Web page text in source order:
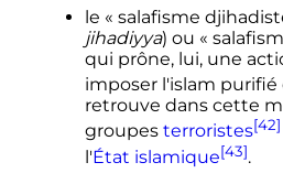
le « salafisme
jihadiyya) ou «
qui prône, lui, une
imposer l'islam purifié
retrouve dans cette
groupes terroristes[42]
l'État islamique[43].